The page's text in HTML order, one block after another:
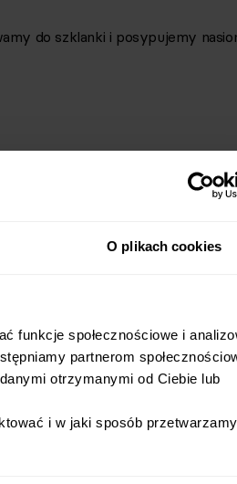
O plikach cookies
funkcje społecznościowe i
partnerom
otrzymanymi od Ciebie lub
i w jaki sposób
do szklanki i posypujemy
e-mail.